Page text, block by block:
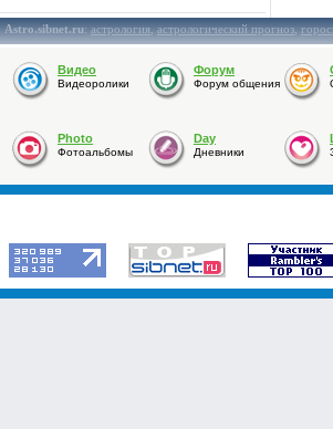
Astro.sibnet.ru:астрология,астрологический прогноз,
Видео
Видеоролики
Форум
Форум общения
Photo
Фотоальбомы
Day
Дневники